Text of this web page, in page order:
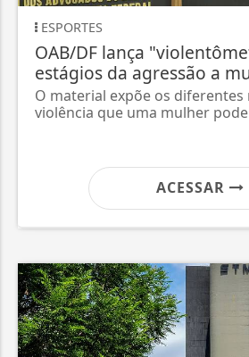
ESPORTES
OAB/DF lança
estágios da agressão a
O material expõe os diferentes
violência que uma mulher
ACESSAR